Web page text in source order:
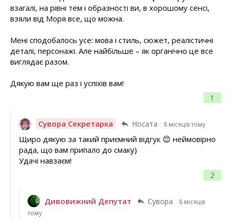
1
взагалі, на рівні тем і образності ви, в хорошому сенсі,
взяли від Моря все, що можна.
Мені сподобалось усе: мова і стиль, сюжет, реалістичні
деталі, персонажі. Але найбільше – як органічно це все
виглядає разом.
Дякую вам ще раз і успіхів вам!
Сувора Секретарка Носата 8 місяців тому
2
Щиро дякую за такий приємний відгук 😊 неймовірно
рада, що вам припало до смаку)
Удачі навзаєм!
Дивовижний Депутат Сувора
8 місяців
тому